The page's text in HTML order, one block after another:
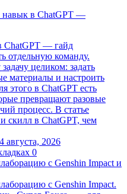
ChatGPT — гайд
команду.
целиком: задать
материалы и настроить
этого в ChatGPT есть
превращают разовые
процесс. В статье
скилл в ChatGPT, чем
4 августа, 2026
0
с Genshin Impact и
с Genshin Impact.